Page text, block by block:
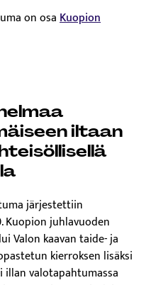
on osaKuopion
iltaan
järjestettiin
Kuopion juhlavuoden
Valon kaavan taide- ja
kierroksen lisäksi
illan valotapahtumassa